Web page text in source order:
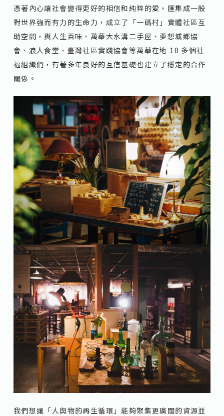
憑著內心讓社會變得更好的相信和純粹的愛，匯集成一股
對世界強而有力的生命力，成立了「一碼村」實體社區互
助空間，與人生百味、萬華大水溝二手屋、夢想城鄉協
會、浪人食堂、臺灣社區實踐協會等萬華在地 10 多個社
福組織們，有著多年良好的互信基礎也建立了穩定的合作
關係。
我們想讓「人與物的再生循環」能夠聚集更廣闊的資源並